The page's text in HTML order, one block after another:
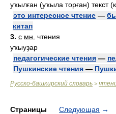
уҡылған (уҡыла торған) текст
это интересное чтение —
китап
3. с мн. чтения
уҡыуҙар
педагогические чтения —
Пушкинские чтения —
Русско-башкирский словарь >
Страницы Следующая →